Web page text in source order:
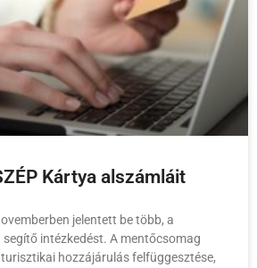
Kártya alszámláit
jelentett be több, a
intézkedést. A mentőcsomag
hozzájárulás felfüggesztése,